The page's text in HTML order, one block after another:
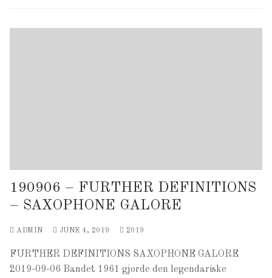
190906 – FURTHER DEFINITIONS
– SAXOPHONE GALORE
ADMIN JUNE 4, 2019 2019
FURTHER DEFINITIONS SAXOPHONE GALORE
2019-09-06 Bandet 1961 gjorde den legendariske